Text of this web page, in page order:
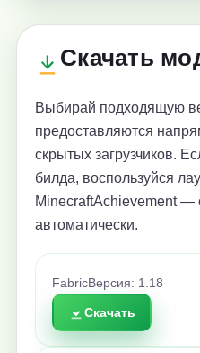
Скачать
Выбирай подходящую
предоставляются
скрытых загрузчиков.
билда, воспользуйся
MinecraftAchievement —
автоматически.
FabricВерсия: 1.18
Скачать